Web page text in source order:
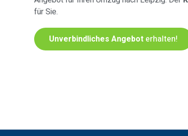
für Sie.
Unverbindliches Angebot erhalten!